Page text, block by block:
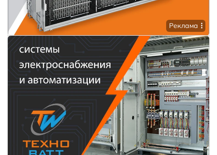
Реклама